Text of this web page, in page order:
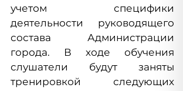
учетом специфики
деятельности руководящего
состава Администрации
города. В ходе обучения
слушатели будут заняты
тренировкой следующих